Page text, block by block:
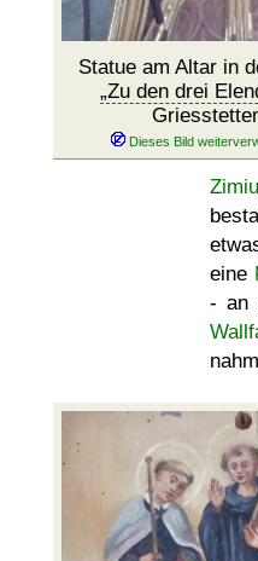
Statue am Altar in
Zu den drei
eine
- an